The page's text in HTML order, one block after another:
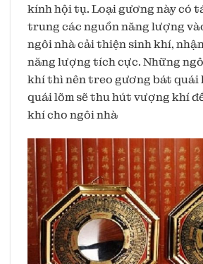
kính hội tụ. Loại gương này có
trung các nguồn năng lượng
ngôi nhà cải thiện sinh khí,
năng lượng tích cực. Những
khí thì nên treo gương bát quái
quái lõm sẽ thu hút vượng khí
khí cho ngôi nhà